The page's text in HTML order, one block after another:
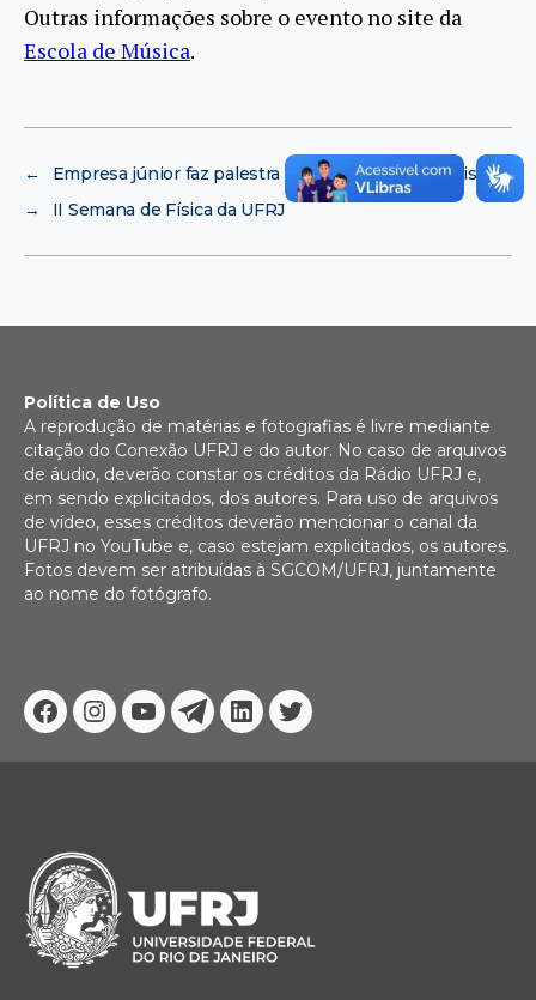
Outras informações sobre o evento no site da
Escola de Música.
←
Empresa júnior faz palestra sobre Tecnologia Assistiva
→
II Semana de Física da UFRJ
Facebook
Instagram
YoutubeTelegram
Linkedin
Twitter
Política de Uso
A reprodução de matérias e fotografias é livre mediante
citação do Conexão UFRJ e do autor. No caso de arquivos
de áudio, deverão constar os créditos da Rádio UFRJ e,
em sendo explicitados, dos autores. Para uso de arquivos
de vídeo, esses créditos deverão mencionar o canal da
UFRJ no YouTube e, caso estejam explicitados, os autores.
Fotos devem ser atribuídas à SGCOM/UFRJ, juntamente
ao nome do fotógrafo.